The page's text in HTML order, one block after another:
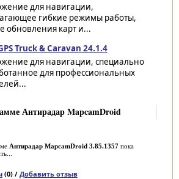
для навигации,
гибкие режимы работы,
обновления карт и...
Truck & Caravan 24.1.4
для навигации, специально
для профессиональных
Антирадар MapcamDroid
Антирадар MapcamDroid 3.85.1357пока
(0) / Добавить отзыв